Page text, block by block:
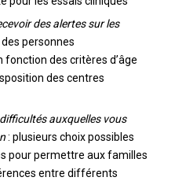
des alertes sur les
personnes
des critères d’âge
des centres
auxquelles vous
: plusieurs choix possibles
pour permettre aux familles
entre différents